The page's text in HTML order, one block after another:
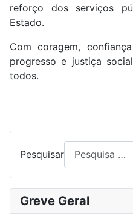
reforço dos serviços
Estado.
Com coragem,
progresso e justiça
todos.
Pesquisar
Greve Geral